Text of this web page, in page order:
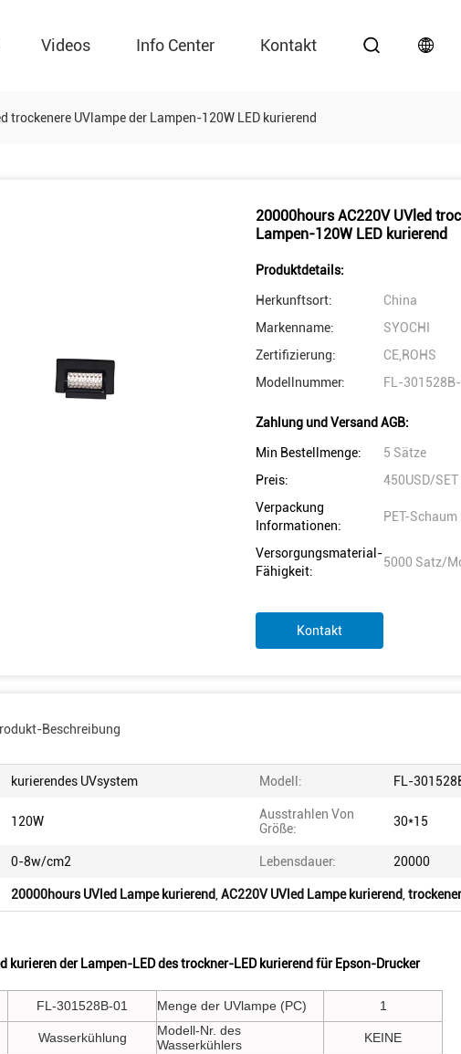
Videos Info Center Kontakt
trockenere UVlampe der Lampen-120W LED kurierend
20000hours AC220V UVled
Lampen-120W LED kurierend
Produktdetails:
Herkunftsort:
China
Markenname:
SYOCHI
Zertifizierung:
CE,ROHS
Modellnummer:
FL-
Zahlung und Versand AGB:
Min Bestellmenge:
5 Sätze
Preis:
450USD/SET
Verpackung
Informationen:
PET-
Versorgungsmaterial-
Fähigkeit:
5000 Satz/
Kontakt
Beschreibung
kurierendes UVsystem Modell: FL-
120W
Ausstrahlen Von
Größe:
30*15
0-8w/cm2 Lebensdauer: 20000
20000hours UVled Lampe kurierend AC220V UVled Lampe kurierend
kurieren der Lampen-LED des trockner-LED kurierend für Epson-Drucker
FL-301528B-01 Menge der UVlampe (PC) 1
Wasserkühlung
Modell-Nr. des
Wasserkühlers
KEINE